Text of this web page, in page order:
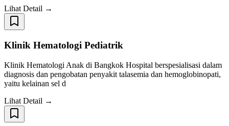
Lihat Detail →
Klinik Hematologi Pediatrik
Klinik Hematologi Anak di Bangkok Hospital berspesialisasi dalam
diagnosis dan pengobatan penyakit talasemia dan hemoglobinopati,
yaitu kelainan sel d
Lihat Detail →